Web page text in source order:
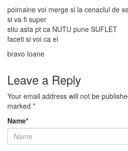
poimaine voi merge si la cenaclul de
si va fi super
stiu asta pt ca NUTU pune SUFLET
faceti si voi ca el
bravo Ioane
Leave a Reply
Your email address will not be
marked *
Name*